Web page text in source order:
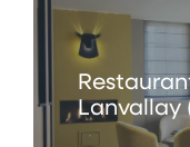
Lanvallay